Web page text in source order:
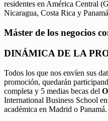
residentes en América Central
Nicaragua, Costa Rica y
Máster de los negocios
DINÁMICA DE LA
Todos los que nos envíen sus
promoción, quedarán
completa y 5 medias becas del
International Business School
académica en Madrid o